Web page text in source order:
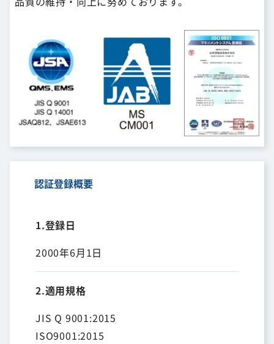
認証登録概要
1.登録日
2000年6月1日
2.適用規格
JIS Q 9001:2015
ISO9001:2015